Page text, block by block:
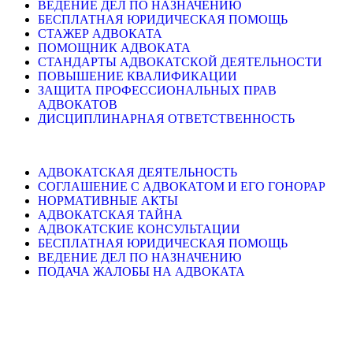
ВЕДЕНИЕ ДЕЛ ПО НАЗНАЧЕНИЮ
БЕСПЛАТНАЯ ЮРИДИЧЕСКАЯ ПОМОЩЬ
СТАЖЕР АДВОКАТА
ПОМОЩНИК АДВОКАТА
СТАНДАРТЫ АДВОКАТСКОЙ ДЕЯТЕЛЬНОСТИ
ПОВЫШЕНИЕ КВАЛИФИКАЦИИ
ЗАЩИТА ПРОФЕССИОНАЛЬНЫХ ПРАВ
АДВОКАТОВ
ДИСЦИПЛИНАРНАЯ ОТВЕТСТВЕННОСТЬ
АДВОКАТСКАЯ ДЕЯТЕЛЬНОСТЬ
СОГЛАШЕНИЕ С АДВОКАТОМ И ЕГО ГОНОРАР
НОРМАТИВНЫЕ АКТЫ
АДВОКАТСКАЯ ТАЙНА
АДВОКАТСКИЕ КОНСУЛЬТАЦИИ
БЕСПЛАТНАЯ ЮРИДИЧЕСКАЯ ПОМОЩЬ
ВЕДЕНИЕ ДЕЛ ПО НАЗНАЧЕНИЮ
ПОДАЧА ЖАЛОБЫ НА АДВОКАТА